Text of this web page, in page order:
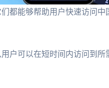
都能够帮助用户快速访问中
户可以在短时间内访问到所